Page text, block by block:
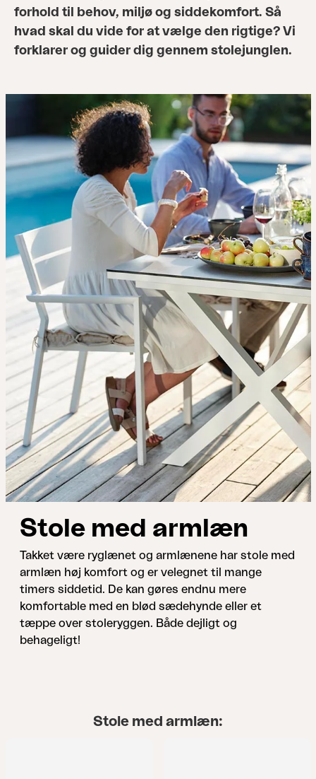
forhold til behov, miljø og siddekomfort. Så
hvad skal du vide for at vælge den rigtige? Vi
forklarer og guider dig gennem stolejunglen.
Stole med armlæn
Takket være ryglænet og armlænene har stole med
armlæn høj komfort og er velegnet til mange
timers siddetid. De kan gøres endnu mere
komfortable med en blød sædehynde eller et
tæppe over stoleryggen. Både dejligt og
behageligt!
Stole med armlæn: